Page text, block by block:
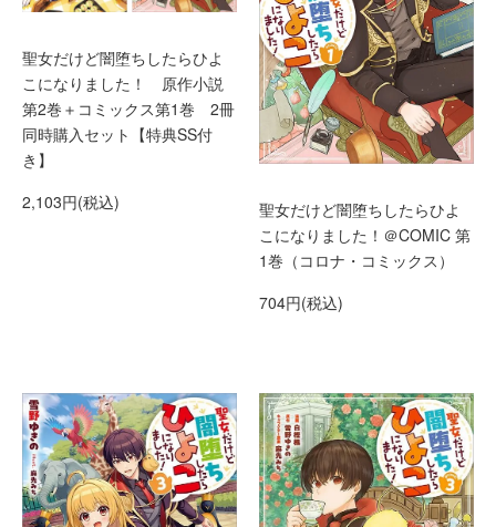
聖女だけど闇堕ちしたらひよ
こになりました！ 原作小説
第2巻＋コミックス第1巻 2冊
同時購入セット【特典SS付
き】
2,103円(税込)
聖女だけど闇堕ちしたらひよ
こになりました！＠COMIC 第
1巻（コロナ・コミックス）
704円(税込)